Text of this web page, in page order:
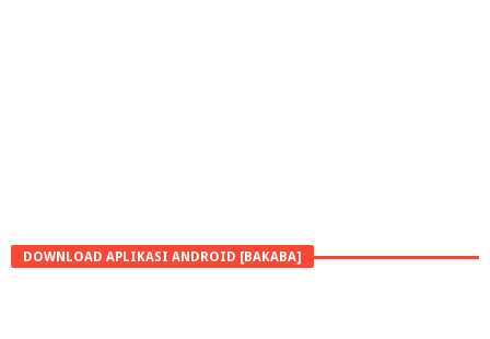
DOWNLOAD APLIKASI ANDROID [BAKABA]